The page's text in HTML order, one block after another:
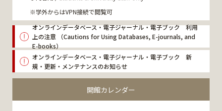
※学外からはVPN接続で閲覧可
オンラインデータベース・電子ジャーナル・電子ブック 利用
上の注意 （Cautions for Using Databases, E-journals, and
E-books）
オンラインデータベース・電子ジャーナル・電子ブック 新
規・更新・メンテナンスのお知らせ
開館カレンダー